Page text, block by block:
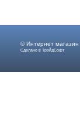
© Интернет магазин
Сделано в ТрэйдСофт